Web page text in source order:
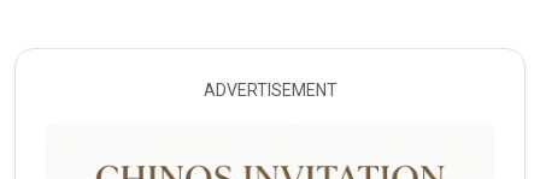
ADVERTISEMENT